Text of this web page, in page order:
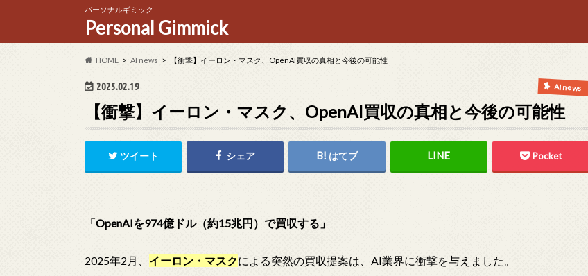
パーソナルギミック
Personal Gimmick
HOME AI news 【衝撃】イーロン・マスク、OpenAI買収の真相と今後の可能性
2025.02.19 AI news
【衝撃】イーロン・マスク、OpenAI買収の真相と今後の可能性
ツイート シェア はてブ Pocket
「OpenAIを974億ドル（約15兆円）で買収する」
2025年2月、 イーロン・マスクによる突然の買収提案は、AI業界に衝撃を与えました。